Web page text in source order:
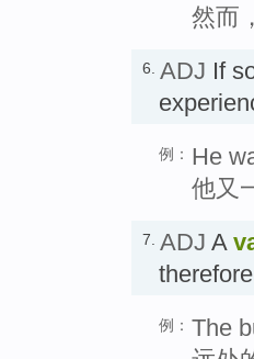
然而
6. ADJ If
例： He
他又
7. ADJ A
例： The